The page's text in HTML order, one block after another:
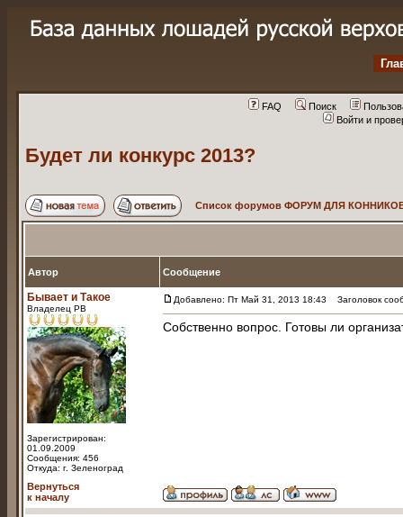
FAQ Поиск
Войти и
Будет ли конкурс 2013?
Список форумов ФОРУМ ДЛЯ КОННИКОВ
Автор Сообщение
Бывает и Такое
Владелец РВ
Зарегистрирован:
01.09.2009
Сообщения: 456
Откуда: г. Зеленоград
Добавлено: Пт Май 31, 2013 18:43 Заголовок
Собственно вопрос. Готовы ли
Вернуться
к началу